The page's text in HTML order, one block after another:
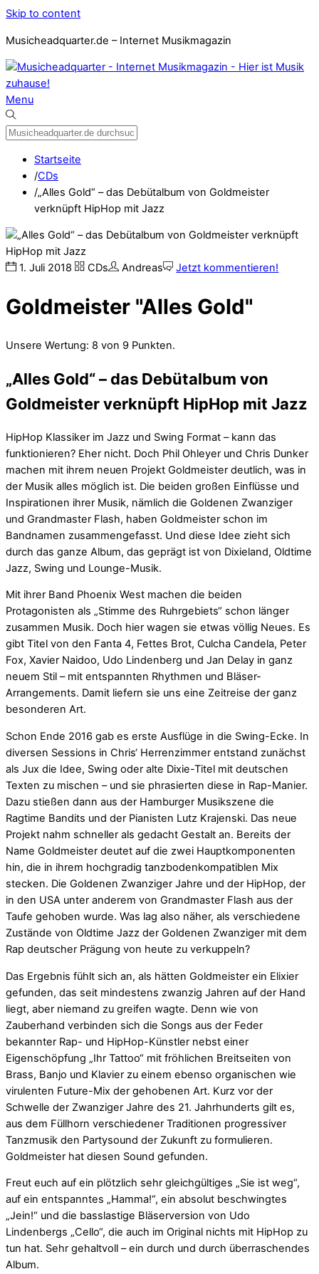
Skip to content
Musicheadquarter.de – Internet Musikmagazin
Menu
Startseite
/CDs
/„Alles Gold“ – das Debütalbum von Goldmeister
verknüpft HipHop mit Jazz
1. Juli 2018 CDs Andreas Jetzt kommentieren!
Goldmeister "Alles Gold"
Unsere Wertung: 8 von 9 Punkten.
„Alles Gold“ – das Debütalbum von
Goldmeister verknüpft HipHop mit Jazz
HipHop Klassiker im Jazz und Swing Format – kann das
funktionieren? Eher nicht. Doch Phil Ohleyer und Chris Dunker
machen mit ihrem neuen Projekt Goldmeister deutlich, was in
der Musik alles möglich ist. Die beiden großen Einflüsse und
Inspirationen ihrer Musik, nämlich die Goldenen Zwanziger
und Grandmaster Flash, haben Goldmeister schon im
Bandnamen zusammengefasst. Und diese Idee zieht sich
durch das ganze Album, das geprägt ist von Dixieland, Oldtime
Jazz, Swing und Lounge-Musik.
Mit ihrer Band Phoenix West machen die beiden
Protagonisten als „Stimme des Ruhrgebiets“ schon länger
zusammen Musik. Doch hier wagen sie etwas völlig Neues. Es
gibt Titel von den Fanta 4, Fettes Brot, Culcha Candela, Peter
Fox, Xavier Naidoo, Udo Lindenberg und Jan Delay in ganz
neuem Stil – mit entspannten Rhythmen und Bläser-
Arrangements. Damit liefern sie uns eine Zeitreise der ganz
besonderen Art.
Schon Ende 2016 gab es erste Ausflüge in die Swing-Ecke. In
diversen Sessions in Chris‘ Herrenzimmer entstand zunächst
als Jux die Idee, Swing oder alte Dixie-Titel mit deutschen
Texten zu mischen – und sie phrasierten diese in Rap-Manier.
Dazu stießen dann aus der Hamburger Musikszene die
Ragtime Bandits und der Pianisten Lutz Krajenski. Das neue
Projekt nahm schneller als gedacht Gestalt an. Bereits der
Name Goldmeister deutet auf die zwei Hauptkomponenten
hin, die in ihrem hochgradig tanzbodenkompatiblen Mix
stecken. Die Goldenen Zwanziger Jahre und der HipHop, der
in den USA unter anderem von Grandmaster Flash aus der
Taufe gehoben wurde. Was lag also näher, als verschiedene
Zustände von Oldtime Jazz der Goldenen Zwanziger mit dem
Rap deutscher Prägung von heute zu verkuppeln?
Das Ergebnis fühlt sich an, als hätten Goldmeister ein Elixier
gefunden, das seit mindestens zwanzig Jahren auf der Hand
liegt, aber niemand zu greifen wagte. Denn wie von
Zauberhand verbinden sich die Songs aus der Feder
bekannter Rap- und HipHop-Künstler nebst einer
Eigenschöpfung „Ihr Tattoo“ mit fröhlichen Breitseiten von
Brass, Banjo und Klavier zu einem ebenso organischen wie
virulenten Future-Mix der gehobenen Art. Kurz vor der
Schwelle der Zwanziger Jahre des 21. Jahrhunderts gilt es,
aus dem Füllhorn verschiedener Traditionen progressiver
Tanzmusik den Partysound der Zukunft zu formulieren.
Goldmeister hat diesen Sound gefunden.
Freut euch auf ein plötzlich sehr gleichgültiges „Sie ist weg“,
auf ein entspanntes „Hamma!“, ein absolut beschwingtes
„Jein!“ und die basslastige Bläserversion von Udo
Lindenbergs „Cello“, die auch im Original nichts mit HipHop zu
tun hat. Sehr gehaltvoll – ein durch und durch überraschendes
Album.
Mit dem